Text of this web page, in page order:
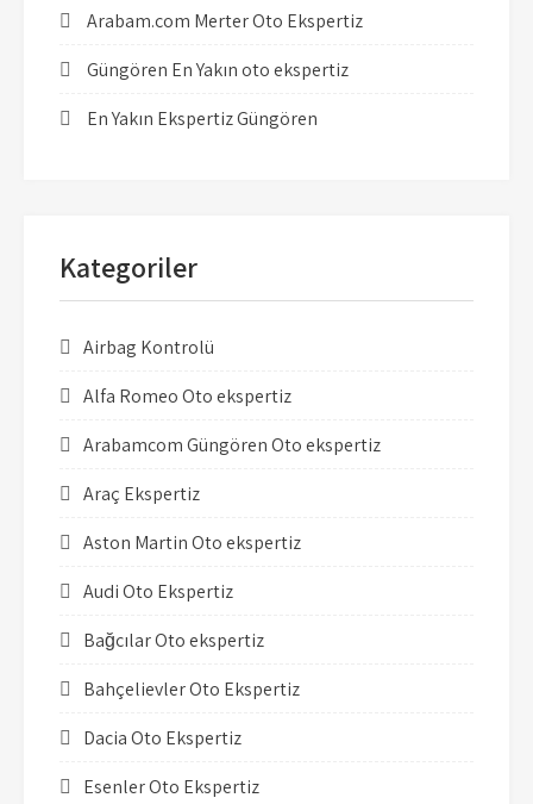
Arabam.com Merter Oto Ekspertiz
Güngören En Yakın oto ekspertiz
En Yakın Ekspertiz Güngören
Kategoriler
Airbag Kontrolü
Alfa Romeo Oto ekspertiz
Arabamcom Güngören Oto ekspertiz
Araç Ekspertiz
Aston Martin Oto ekspertiz
Audi Oto Ekspertiz
Bağcılar Oto ekspertiz
Bahçelievler Oto Ekspertiz
Dacia Oto Ekspertiz
Esenler Oto Ekspertiz